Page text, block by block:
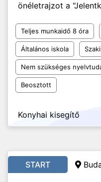
önéletrajzot a
Teljes munkaidő 8 óra
Általános iskola
Nem szükséges
Beosztott
Konyhai kisegítő
START